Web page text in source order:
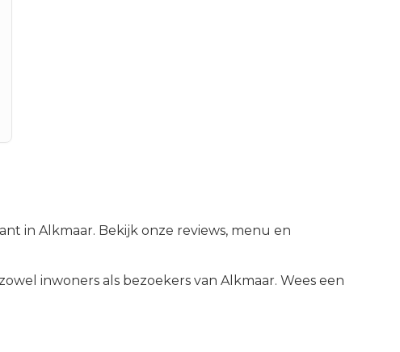
in Alkmaar. Bekijk onze reviews, menu en
inwoners als bezoekers van Alkmaar. Wees een